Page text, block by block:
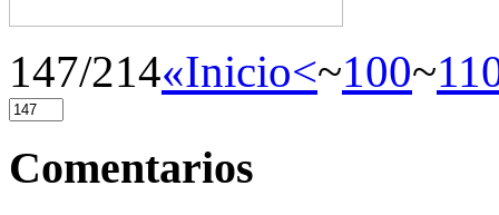
147/214«Inicio<~100~
Comentarios